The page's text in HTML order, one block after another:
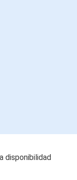
disponibilidad